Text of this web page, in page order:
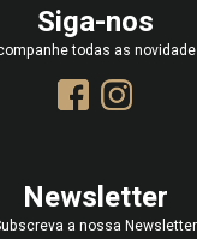
Siga-nos
todas as
Newsletter
a nossa Newsletter